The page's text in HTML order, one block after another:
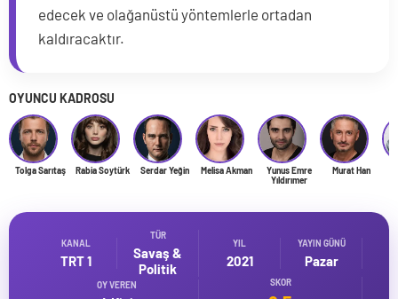
edecek ve olağanüstü yöntemlerle ortadan
kaldıracaktır.
OYUNCU KADROSU
Tolga Sarıtaş Rabia Soytürk Serdar Yeğin Melisa Akman
Yunus Emre
Yıldırımer
Murat Han
KANAL
TRT 1
TÜR
Savaş &
Politik
YIL
2021
YAYIN GÜNÜ
Pazar
OY VEREN SKOR